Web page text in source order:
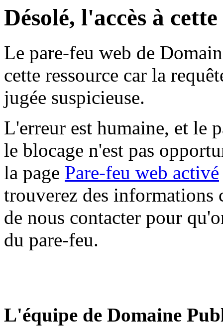
Désolé, l'accès à
Le pare-feu web de
cette ressource car la
jugée suspicieuse.
L'erreur est humaine, et le
le blocage n'est pas
la page Pare-feu web activé
trouverez des informations
de nous contacter pour
du pare-feu.
L'équipe de Domaine